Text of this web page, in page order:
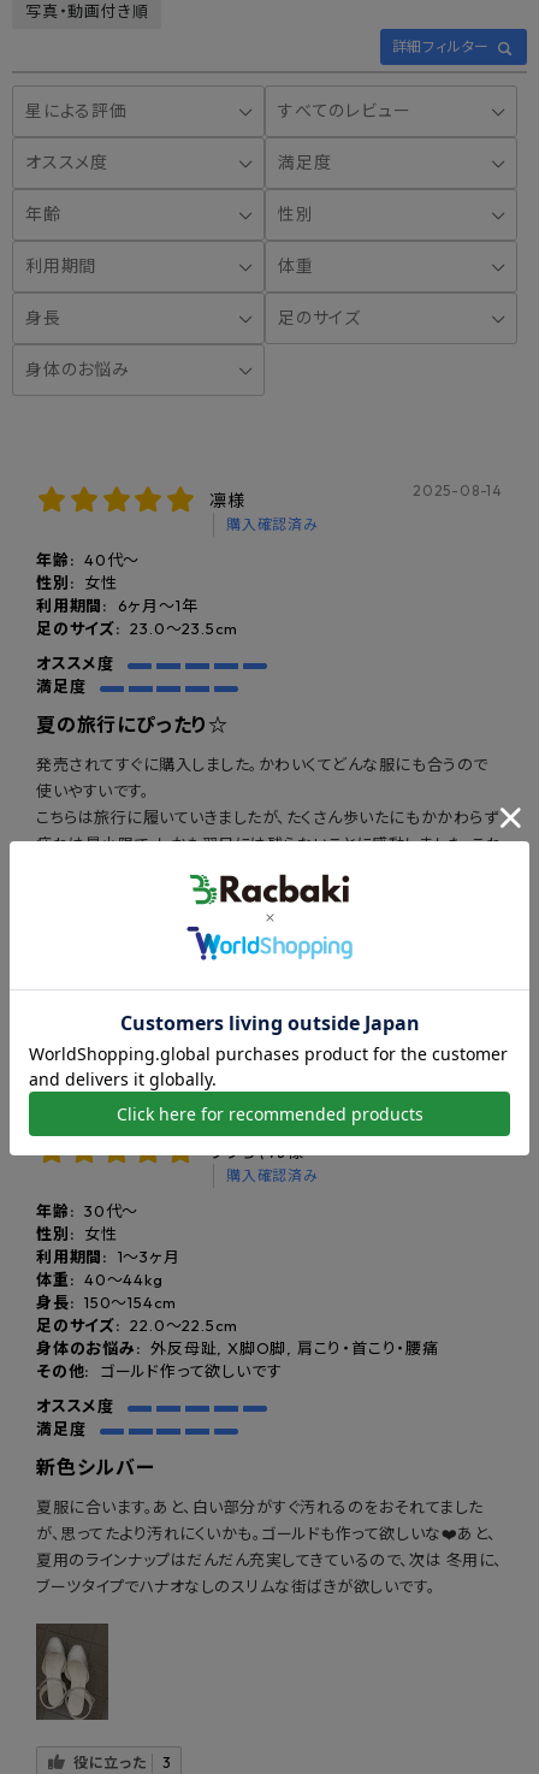
詳細フィルター
写真・動画付き順
凛様
購入確認済み
2025-08-14
年齢: 40代〜
性別:
女性
利用期間:
6ヶ月〜1年
足のサイズ: 23.0〜23.5cm
オススメ度
満足度
夏の旅行にぴったり☆
発売されてすぐに購入しました。かわいくてどんな服にも合うので
使いやすいです。
こちらは旅行に履いていきましたが、たくさん歩いたにもかかわらず
疲れは最小限で、しかも翌日には残らないことに感動しました。これ
までペタンコ靴を履いてもむくみまくって貴重な睡眠時間をマッサ
ージに充てていたのに…
バックストラップのおかげで脱げることはないので気にせずガンガ
ン歩けます！ただ最初は靴擦れができたのでそこは注意かなと思い
役に立った 5
ララちゃん様
購入確認済み
2025-07-13
年齢: 30代～
性別:
女性
利用期間:
1〜3ヶ月
体重: 40～44kg
身長: 150〜154cm
足のサイズ: 22.0～22.5cm
身体のお悩み: 外反母趾, X脚O脚, 肩こり・首こり・腰痛
その他:
ゴールド作って欲しいです
オススメ度
満足度
新色シルバー
夏服に合います。あと、白い部分がすぐ汚れるのをおそれてました
が、思ってたより汚れにくいかも。ゴールドも作って欲しいな❤️あと、
夏用のラインナップはだんだん充実してきているので、次は 冬用に、
ブーツタイプでハナオなしのスリムな街ばきが欲しいです。
役に立った 3